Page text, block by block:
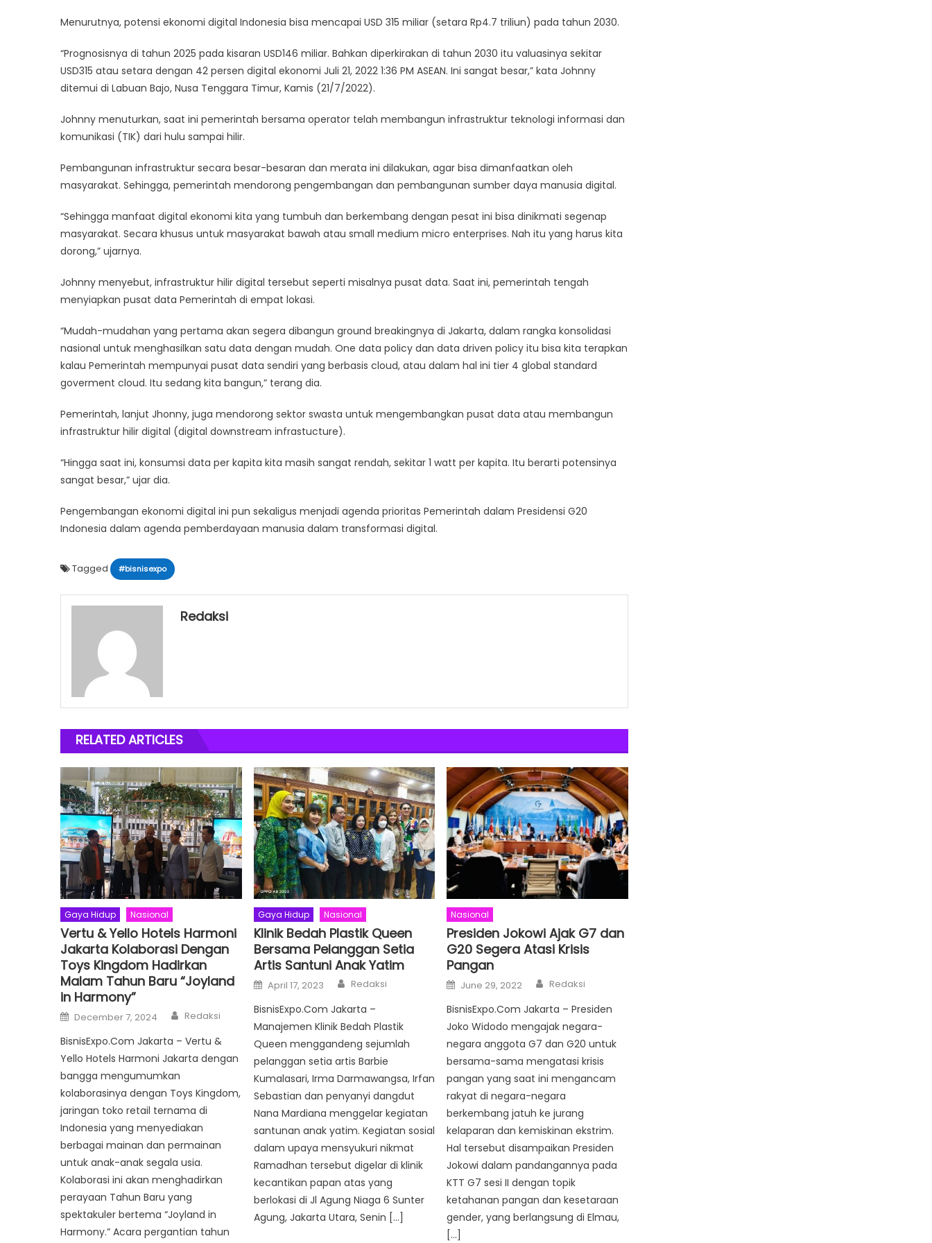
Ekonomi
Sangat
Besar
Menurutnya, potensi ekonomi digital Indonesia bisa mencapai USD 315 miliar (setara Rp4.7 triliun) pada tahun 2030.
“Prognosisnya di tahun 2025 pada kisaran USD146 miliar. Bahkan diperkirakan di tahun 2030 itu valuasinya sekitar
USD315 atau setara dengan 42 persen digital ekonomi Juli 21, 2022 1:36 PM ASEAN. Ini sangat besar,” kata Johnny
ditemui di Labuan Bajo, Nusa Tenggara Timur, Kamis (21/7/2022).
Johnny menuturkan, saat ini pemerintah bersama operator telah membangun infrastruktur teknologi informasi dan
komunikasi (TIK) dari hulu sampai hilir.
Pembangunan infrastruktur secara besar-besaran dan merata ini dilakukan, agar bisa dimanfaatkan oleh
masyarakat. Sehingga, pemerintah mendorong pengembangan dan pembangunan sumber daya manusia digital.
“Sehingga manfaat digital ekonomi kita yang tumbuh dan berkembang dengan pesat ini bisa dinikmati segenap
masyarakat. Secara khusus untuk masyarakat bawah atau small medium micro enterprises. Nah itu yang harus kita
dorong,” ujarnya.
Johnny menyebut, infrastruktur hilir digital tersebut seperti misalnya pusat data. Saat ini, pemerintah tengah
menyiapkan pusat data Pemerintah di empat lokasi.
“Mudah-mudahan yang pertama akan segera dibangun ground breakingnya di Jakarta, dalam rangka konsolidasi
nasional untuk menghasilkan satu data dengan mudah. One data policy dan data driven policy itu bisa kita terapkan
kalau Pemerintah mempunyai pusat data sendiri yang berbasis cloud, atau dalam hal ini tier 4 global standard
goverment cloud. Itu sedang kita bangun,” terang dia.
Pemerintah, lanjut Jhonny, juga mendorong sektor swasta untuk mengembangkan pusat data atau membangun
infrastruktur hilir digital (digital downstream infrastucture).
“Hingga saat ini, konsumsi data per kapita kita masih sangat rendah, sekitar 1 watt per kapita. Itu berarti potensinya
sangat besar,” ujar dia.
Pengembangan ekonomi digital ini pun sekaligus menjadi agenda prioritas Pemerintah dalam Presidensi G20
Indonesia dalam agenda pemberdayaan manusia dalam transformasi digital.
Tagged #bisnisexpo
Redaksi
RELATED ARTICLES
Gaya Hidup Nasional
Vertu & Yello Hotels Harmoni
Jakarta Kolaborasi Dengan
Toys Kingdom Hadirkan
Malam Tahun Baru “Joyland
in Harmony”
Posted
on
December 7, 2024 Author
Redaksi
BisnisExpo.Com Jakarta – Vertu &
Yello Hotels Harmoni Jakarta dengan
bangga mengumumkan
kolaborasinya dengan Toys Kingdom,
jaringan toko retail ternama di
Indonesia yang menyediakan
berbagai mainan dan permainan
untuk anak-anak segala usia.
Kolaborasi ini akan menghadirkan
perayaan Tahun Baru yang
spektakuler bertema “Joyland in
Harmony.” Acara pergantian tahun
Gaya Hidup Nasional
Klinik Bedah Plastik Queen
Bersama Pelanggan Setia
Artis Santuni Anak Yatim
Posted
on
April 17, 2023 Author
Redaksi
BisnisExpo.Com Jakarta –
Manajemen Klinik Bedah Plastik
Queen menggandeng sejumlah
pelanggan setia artis Barbie
Kumalasari, Irma Darmawangsa, Irfan
Sebastian dan penyanyi dangdut
Nana Mardiana menggelar kegiatan
santunan anak yatim. Kegiatan sosial
dalam upaya mensyukuri nikmat
Ramadhan tersebut digelar di klinik
kecantikan papan atas yang
berlokasi di Jl Agung Niaga 6 Sunter
Agung, Jakarta Utara, Senin […]
Nasional
Presiden Jokowi Ajak G7 dan
G20 Segera Atasi Krisis
Pangan
Posted
on
June 29, 2022 Author
Redaksi
BisnisExpo.Com Jakarta – Presiden
Joko Widodo mengajak negara-
negara anggota G7 dan G20 untuk
bersama-sama mengatasi krisis
pangan yang saat ini mengancam
rakyat di negara-negara
berkembang jatuh ke jurang
kelaparan dan kemiskinan ekstrim.
Hal tersebut disampaikan Presiden
Jokowi dalam pandangannya pada
KTT G7 sesi II dengan topik
ketahanan pangan dan kesetaraan
gender, yang berlangsung di Elmau,
[…]